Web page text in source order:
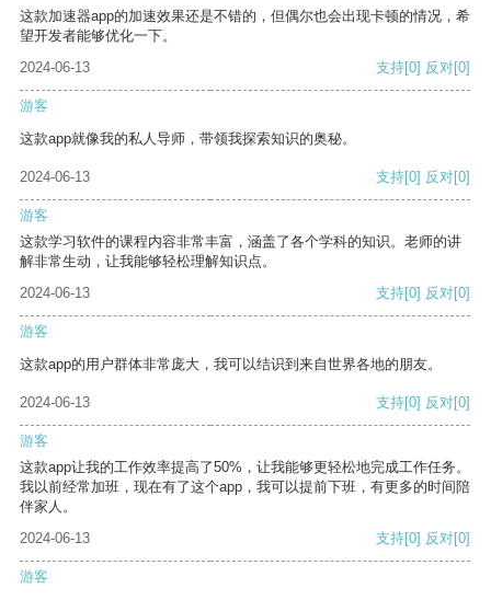
这款加速器app的加速效果还是不错的，但偶尔也会出现卡顿的情况，希
望开发者能够优化一下。
2024-06-13
支持[0] 反对[0]
游客
这款app就像我的私人导师，带领我探索知识的奥秘。
2024-06-13 支持[0] 反对[0]
游客
这款学习软件的课程内容非常丰富，涵盖了各个学科的知识。老师的讲
解非常生动，让我能够轻松理解知识点。
2024-06-13
支持[0] 反对[0]
游客
这款app的用户群体非常庞大，我可以结识到来自世界各地的朋友。
2024-06-13 支持[0] 反对[0]
游客
这款app让我的工作效率提高了50%，让我能够更轻松地完成工作任务。
我以前经常加班，现在有了这个app，我可以提前下班，有更多的时间陪
伴家人。
2024-06-13
支持[0] 反对[0]
游客